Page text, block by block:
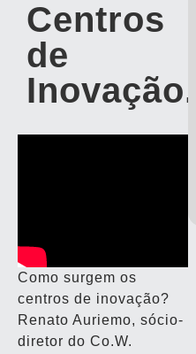
Centros
de
Inovação.
Como surgem os
centros de inovação?
Renato Auriemo, sócio-
diretor do Co.W.